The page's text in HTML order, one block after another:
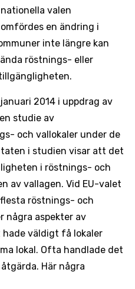
valen
en ändring i
inte längre kan
röstnings- eller
2014 i uppdrag av
studie av
och vallokaler under de
i studien visar att det
i röstnings- och
av vallagen. Vid EU-valet
röstnings- och
några aspekter av
väldigt få lokaler
lokal. Ofta handlade det
Här några